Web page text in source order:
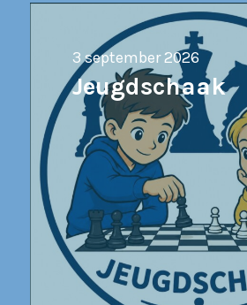
3 september 2026
Jeugdschaak